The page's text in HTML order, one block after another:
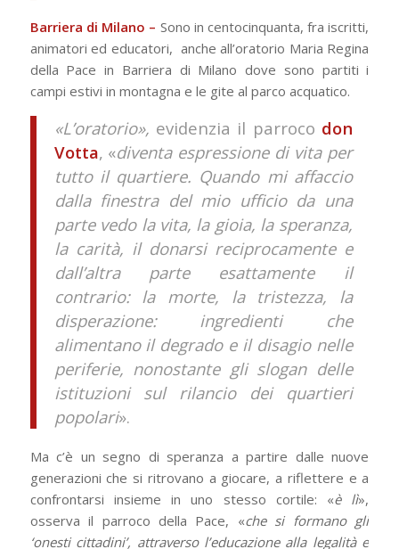
Barriera di Milano – Sono in centocinquanta, fra iscritti,
animatori ed educatori, anche all’oratorio Maria Regina
della Pace in Barriera di Milano dove sono partiti i
campi estivi in montagna e le gite al parco acquatico.
«L’oratorio», evidenzia il parroco don
Votta, «diventa espressione di vita per
tutto il quartiere. Quando mi affaccio
dalla finestra del mio ufficio da una
parte vedo la vita, la gioia, la speranza,
la carità, il donarsi reciprocamente e
dall’altra parte esattamente il
contrario: la morte, la tristezza, la
disperazione: ingredienti che
alimentano il degrado e il disagio nelle
periferie, nonostante gli slogan delle
istituzioni sul rilancio dei quartieri
popolari».
Ma c’è un segno di speranza a partire dalle nuove
generazioni che si ritrovano a giocare, a riflettere e a
confrontarsi insieme in uno stesso cortile: «è lì»,
osserva il parroco della Pace, «che si formano gli
‘onesti cittadini’, attraverso l’educazione alla legalità e